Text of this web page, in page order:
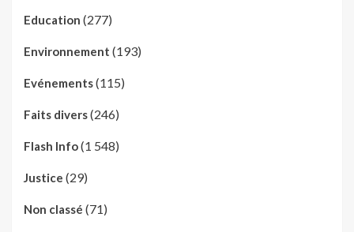
Education (277)
Environnement (193)
Evénements(115)
Faits divers(246)
Flash Info(1 548)
Justice (29)
Non classé (71)